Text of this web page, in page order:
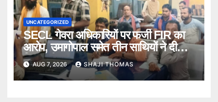
UNCATEGORIZED
SECL गेवरा अधिकारियों पर फर्जी FIR का
आरोप, उमागोपाल समेत तीन साथियों ने दी
गिरफ्तारी।
AUG 7, 2026 SHAJI THOMAS